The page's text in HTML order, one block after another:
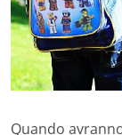
Quando